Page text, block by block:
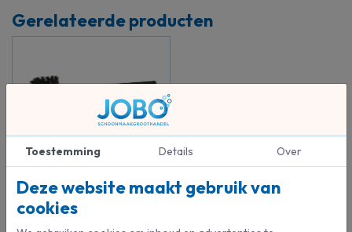
Gerelateerde producten
Toiletborstel ABS ø75 mm
zwart
Jobo
Toestemming Details Over
Deze website maakt gebruik van
cookies